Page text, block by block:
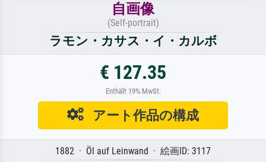
自画像
(Self-portrait)
ラモン・カサス・イ・カルボ
€ 127.35
Enthält 19% MwSt.
アート作品の構成
1882 · Öl auf Leinwand · 絵画ID: 3117